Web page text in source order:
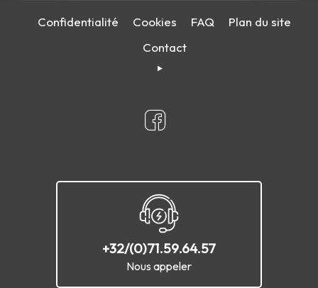
Confidentialité Cookies FAQ
Plan du site
Contact
+32/(0)71.59.64.57
Nous appeler